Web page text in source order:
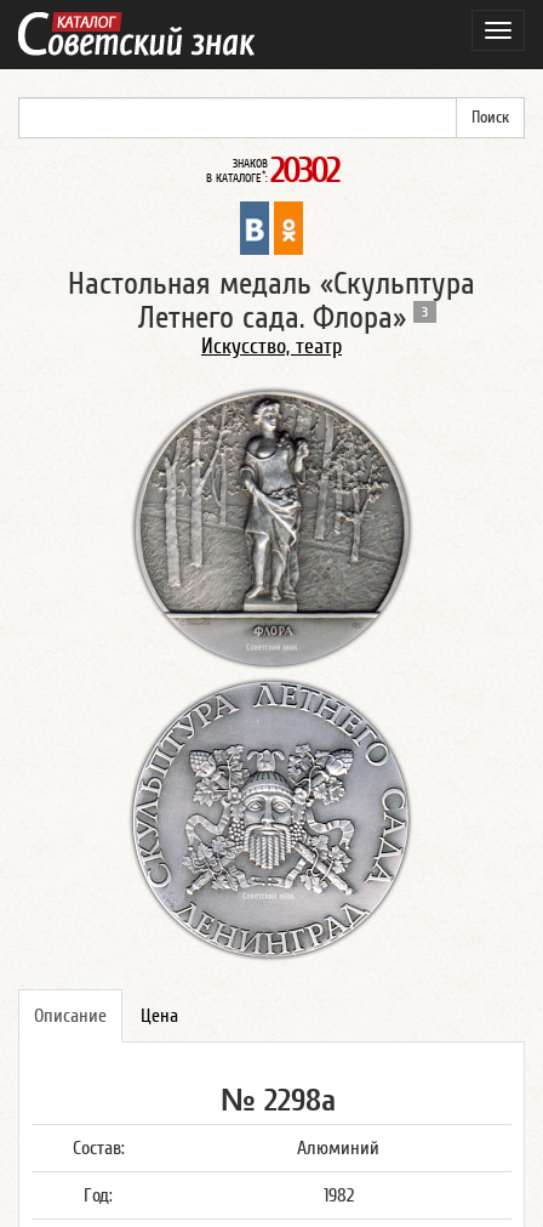
ЗНАКОВ
В КАТАЛОГЕ*: 20302
Настольная медаль «Скульптура
Летнего сада. Флора»
3
Искусство, театр
Описание Цена
№ 2298а
Состав: Алюминий
Год: 1982